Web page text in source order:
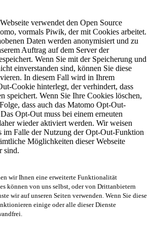
verwendet den Open Source
vormals Piwik, der mit Cookies arbeitet.
Daten werden anonymisiert und zu
Auftrag auf dem Server der
Wenn Sie mit der Speicherung und
einverstanden sind, können Sie diese
In diesem Fall wird in Ihrem
Cookie hinterlegt, der verhindert, dass
speichert. Wenn Sie Ihre Cookies löschen,
dass auch das Matomo Opt-Out-
Opt-Out muss bei einem erneuten
wieder aktiviert werden. Wir weisen
im Falle der Nutzung der Opt-Out-Funktion
Möglichkeiten dieser Webseite
sind.
wir Ihnen eine erweiterte Funktionalität
können von uns selbst, oder von Drittanbietern
wir auf unseren Seiten verwenden. Wenn Sie diese
einige oder alle dieser Dienste